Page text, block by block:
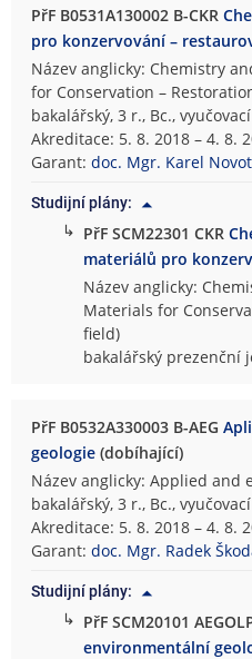
PřF B0531A130002 B-CKR
pro konzervování –
Název anglicky: Chemistry
for Conservation –
bakalářský, 3 r., Bc.,
Akreditace: 5. 8. 2018 – 4. 8.
Garant:doc. Mgr. Karel
Studijní plány:
↳ PřF SCM22301 CKR
materiálů pro
Název anglicky:
Materials for
field)
bakalářský prezenční
PřF B0532A330003 B-AEG
geologie (dobíhající)
Název anglicky: Applied and
bakalářský, 3 r., Bc.,
Akreditace: 5. 8. 2018 – 4. 8.
Garant:doc. Mgr. Radek
Studijní plány:
↳ PřF SCM20101
environmentální